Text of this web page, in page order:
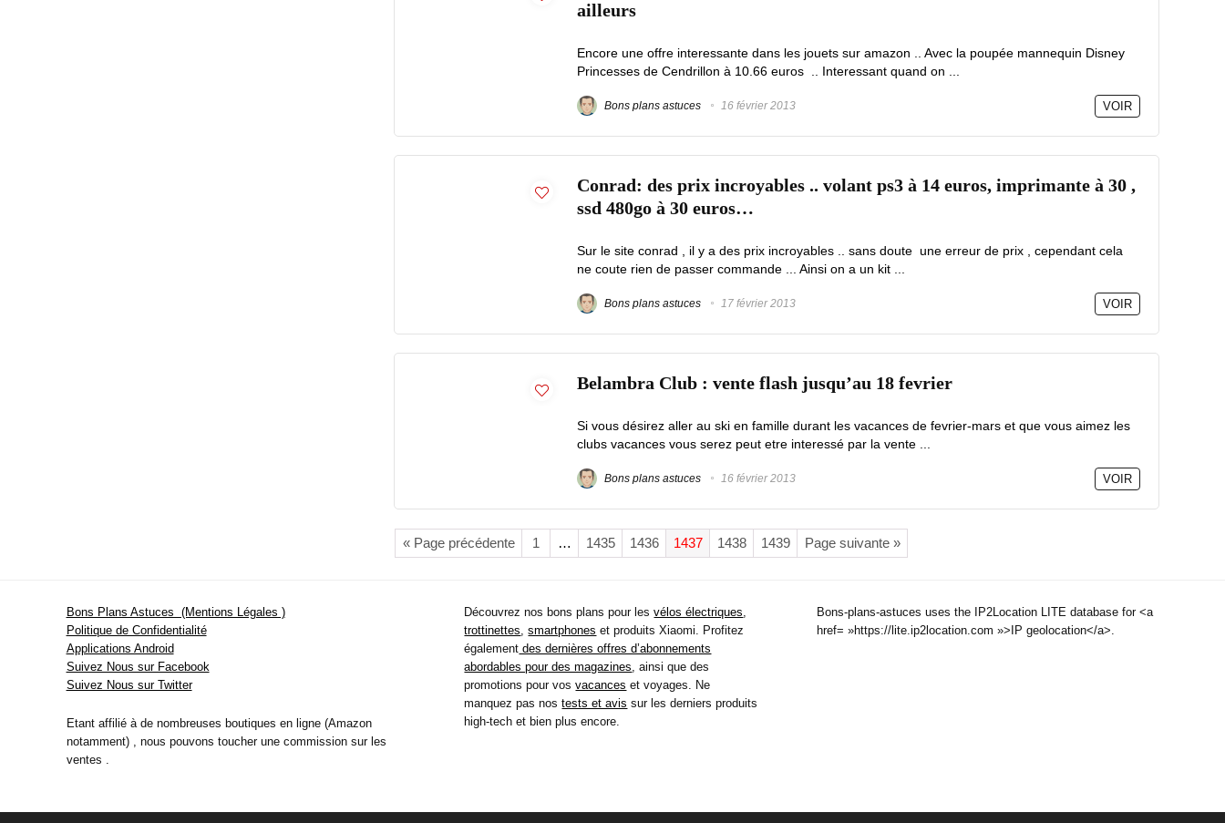
ailleurs
Encore une offre interessante dans les jouets sur amazon .. Avec la poupée mannequin Disney
Princesses de Cendrillon à 10.66 euros .. Interessant quand on ...
Bons plans astuces 16 février 2013 VOIR
Conrad: des prix incroyables .. volant ps3 à 14 euros, imprimante à 30 ,
ssd 480go à 30 euros…
Sur le site conrad , il y a des prix incroyables .. sans doute une erreur de prix , cependant cela
ne coute rien de passer commande ... Ainsi on a un kit ...
Bons plans astuces 17 février 2013 VOIR
Belambra Club : vente flash jusqu’au 18 fevrier
Si vous désirez aller au ski en famille durant les vacances de fevrier-mars et que vous aimez les
clubs vacances vous serez peut etre interessé par la vente ...
Bons plans astuces 16 février 2013 VOIR
« Page précédente 1 … 1435 1436 1437 1438 1439 Page suivante »
Bons Plans Astuces (Mentions Légales )
Politique de Confidentialité
Applications Android
Suivez Nous sur Facebook
Suivez Nous sur Twitter
Etant affilié à de nombreuses boutiques en ligne (Amazon
notamment) , nous pouvons toucher une commission sur les
ventes .
Découvrez nos bons plans pour lesvélos électriques
trottinettes ,smartphones et produits Xiaomi. Profitez
également des dernières offres d’abonnements
abordables pour des magazines , ainsi que des
promotions pour vosvacances et voyages. Ne
manquez pas nostests et avis sur les derniers produits
high-tech et bien plus encore.
Bons-plans-astuces uses the IP2Location LITE database for <a
href= »https://lite.ip2location.com »>IP geolocation</a>.